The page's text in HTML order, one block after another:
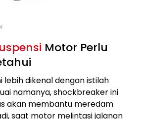
Motor Perlu
lebih dikenal dengan istilah
namanya, shockbreaker ini
akan membantu meredam
saat motor melintasi jalanan